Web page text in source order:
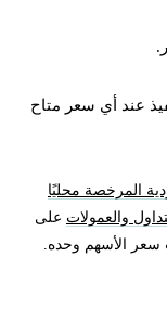
عند أي سعر متاح
المرخصة محليًا
والعمولات على
سعر الأسهم وحده.